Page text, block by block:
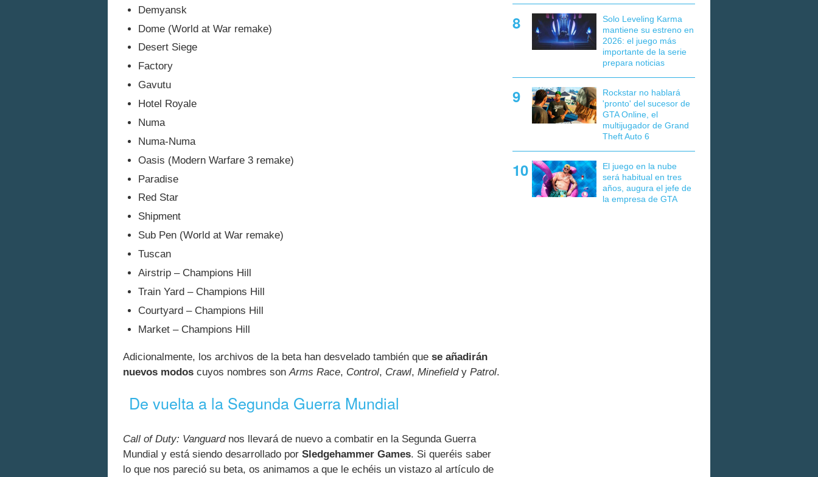
Demyansk
Dome (World at War remake)
Desert Siege
Factory
Gavutu
Hotel Royale
Numa
Numa-Numa
Oasis (Modern Warfare 3 remake)
Paradise
Red Star
Shipment
Sub Pen (World at War remake)
Tuscan
Airstrip – Champions Hill
Train Yard – Champions Hill
Courtyard – Champions Hill
Market – Champions Hill
Adicionalmente, los archivos de la beta han desvelado también que se añadirán
nuevos modos cuyos nombres son Arms Race, Control, Crawl, Minefieldy Patrol.
De vuelta a la Segunda Guerra Mundial
Call of Duty: Vanguardnos llevará de nuevo a combatir en la Segunda Guerra
Mundial y está siendo desarrollado por Sledgehammer Games. Si queréis saber
lo que nos pareció su beta, os animamos a que le echéis un vistazo al artículo de
Solo Leveling Karma
mantiene su estreno en
2026: el juego más
importante de la serie
prepara noticias
Rockstar no hablará
'pronto' del sucesor de
GTA Online, el
multijugador de Grand
Theft Auto 6
El juego en la nube
será habitual en tres
años, augura el jefe de
la empresa de GTA